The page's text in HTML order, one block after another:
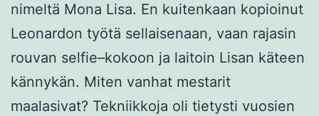
nimeltä Mona Lisa. En kuitenkaan kopioinut
Leonardon työtä sellaisenaan, vaan rajasin
rouvan selfie–kokoon ja laitoin Lisan käteen
kännykän. Miten vanhat mestarit
maalasivat? Tekniikkoja oli tietysti vuosien